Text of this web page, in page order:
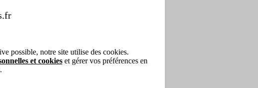
possible, notre site utilise des cookies.
et cookieset gérer vos préférences en
.